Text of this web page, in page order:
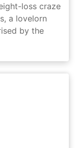
loss craze
a lovelorn
by the